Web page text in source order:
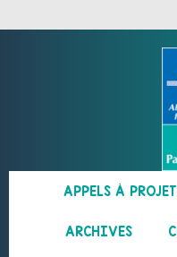
APPELS À
ARCHIVES